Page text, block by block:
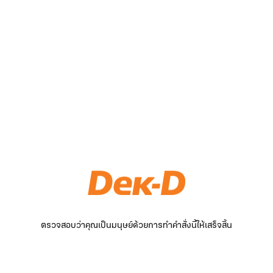
ตรวจสอบว่าคุณเป็นมนุษย์ด้วยการทำคำสั่งนี้ให้เสร็จสิ้น